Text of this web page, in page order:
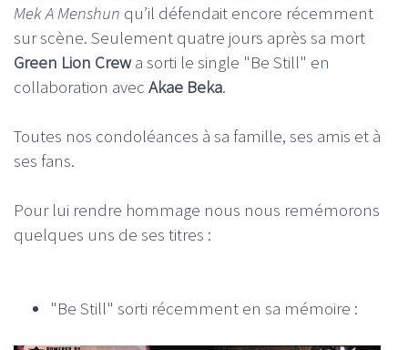
Mek A Menshun qu’il défendait encore récemment
sur scène. Seulement quatre jours après sa mort
Green Lion Crewa sorti le single "Be Still" en
collaboration avec Akae Beka.
Toutes nos condoléances à sa famille, ses amis et à
ses fans.
Pour lui rendre hommage nous nous remémorons
quelques uns de ses titres :
"Be Still" sorti récemment en sa mémoire :